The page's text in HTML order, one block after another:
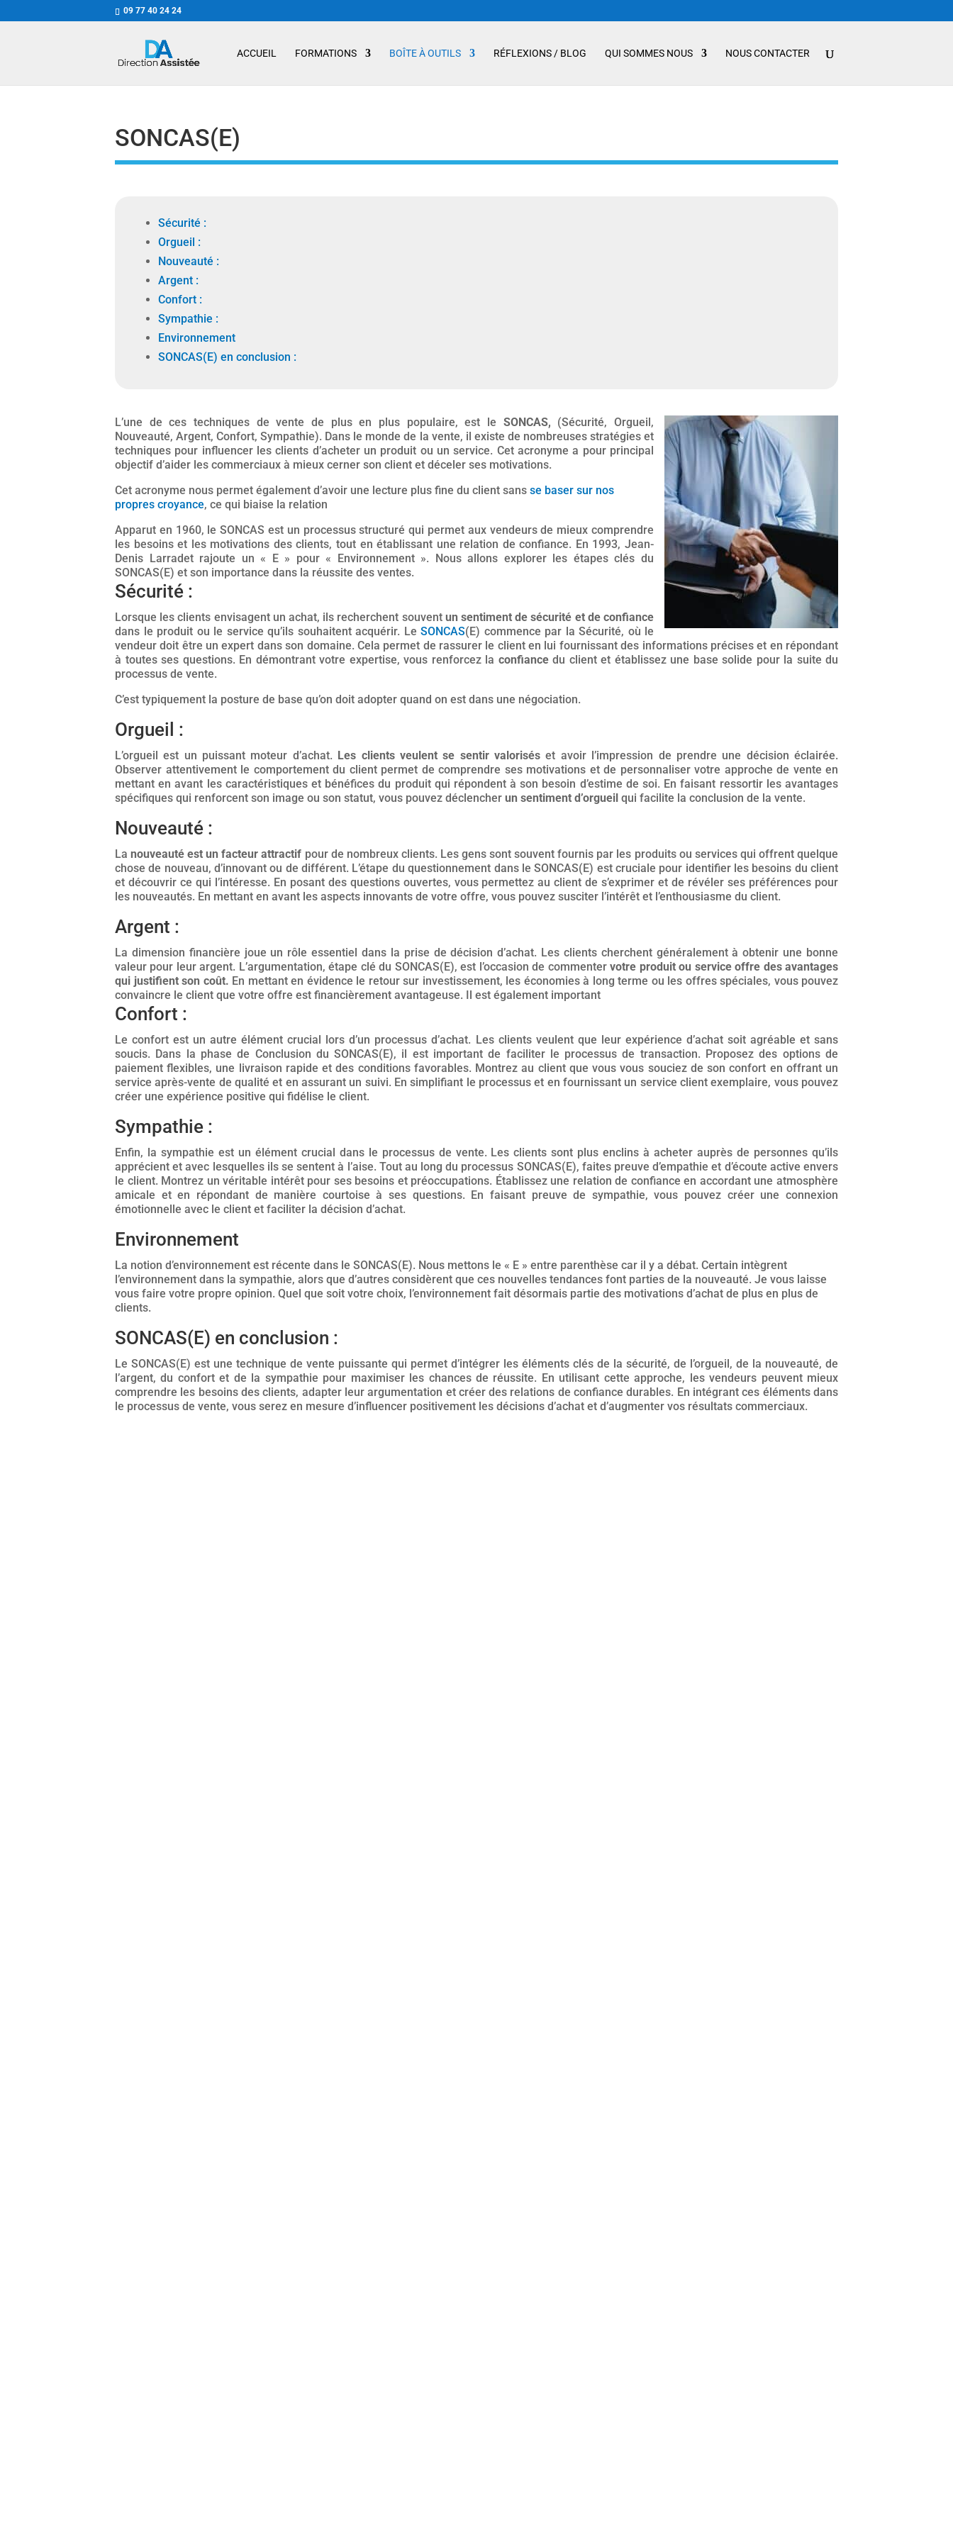
09 77 40 24 24
ACCUEIL FORMATIONS BOÎTE À OUTILS RÉFLEXIONS / BLOG QUI SOMMES NOUS NOUS CONTACTER
SONCAS(E)
Sécurité :
Orgueil :
Nouveauté :
Argent :
Confort :
Sympathie :
Environnement
SONCAS(E) en conclusion :
L’une de ces techniques de vente de plus en plus populaire, est le SONCAS, (Sécurité, Orgueil,
Nouveauté, Argent, Confort, Sympathie). Dans le monde de la vente, il existe de nombreuses stratégies et
techniques pour influencer les clients d’acheter un produit ou un service. Cet acronyme a pour principal
objectif d’aider les commerciaux à mieux cerner son client et déceler ses motivations.
Cet acronyme nous permet également d’avoir une lecture plus fine du client sans se baser sur nos
propres croyance, ce qui biaise la relation
Apparut en 1960, le SONCAS est un processus structuré qui permet aux vendeurs de mieux comprendre
les besoins et les motivations des clients, tout en établissant une relation de confiance. En 1993, Jean-
Denis Larradet rajoute un « E » pour « Environnement ». Nous allons explorer les étapes clés du
SONCAS(E) et son importance dans la réussite des ventes.
Sécurité :
Lorsque les clients envisagent un achat, ils recherchent souvent un sentiment de sécurité et de confiance
dans le produit ou le service qu’ils souhaitent acquérir. Le SONCAS(E) commence par la Sécurité, où le
vendeur doit être un expert dans son domaine. Cela permet de rassurer le client en lui fournissant des informations précises et en répondant
à toutes ses questions. En démontrant votre expertise, vous renforcez la confiancedu client et établissez une base solide pour la suite du
processus de vente.
C’est typiquement la posture de base qu’on doit adopter quand on est dans une négociation.
Orgueil :
L’orgueil est un puissant moteur d’achat. Les clients veulent se sentir valorisés et avoir l’impression de prendre une décision éclairée.
Observer attentivement le comportement du client permet de comprendre ses motivations et de personnaliser votre approche de vente en
mettant en avant les caractéristiques et bénéfices du produit qui répondent à son besoin d’estime de soi. En faisant ressortir les avantages
spécifiques qui renforcent son image ou son statut, vous pouvez déclencher un sentiment d’orgueil qui facilite la conclusion de la vente.
Nouveauté :
Lanouveauté est un facteur attractif pour de nombreux clients. Les gens sont souvent fournis par les produits ou services qui offrent quelque
chose de nouveau, d’innovant ou de différent. L’étape du questionnement dans le SONCAS(E) est cruciale pour identifier les besoins du client
et découvrir ce qui l’intéresse. En posant des questions ouvertes, vous permettez au client de s’exprimer et de révéler ses préférences pour
les nouveautés. En mettant en avant les aspects innovants de votre offre, vous pouvez susciter l’intérêt et l’enthousiasme du client.
Argent :
La dimension financière joue un rôle essentiel dans la prise de décision d’achat. Les clients cherchent généralement à obtenir une bonne
valeur pour leur argent. L’argumentation, étape clé du SONCAS(E), est l’occasion de commentervotre produit ou service offre des avantages
qui justifient son coût. En mettant en évidence le retour sur investissement, les économies à long terme ou les offres spéciales, vous pouvez
convaincre le client que votre offre est financièrement avantageuse. Il est également important
Confort :
Le confort est un autre élément crucial lors d’un processus d’achat. Les clients veulent que leur expérience d’achat soit agréable et sans
soucis. Dans la phase de Conclusion du SONCAS(E), il est important de faciliter le processus de transaction. Proposez des options de
paiement flexibles, une livraison rapide et des conditions favorables. Montrez au client que vous vous souciez de son confort en offrant un
service après-vente de qualité et en assurant un suivi. En simplifiant le processus et en fournissant un service client exemplaire, vous pouvez
créer une expérience positive qui fidélise le client.
Sympathie :
Enfin, la sympathie est un élément crucial dans le processus de vente. Les clients sont plus enclins à acheter auprès de personnes qu’ils
apprécient et avec lesquelles ils se sentent à l’aise. Tout au long du processus SONCAS(E), faites preuve d’empathie et d’écoute active envers
le client. Montrez un véritable intérêt pour ses besoins et préoccupations. Établissez une relation de confiance en accordant une atmosphère
amicale et en répondant de manière courtoise à ses questions. En faisant preuve de sympathie, vous pouvez créer une connexion
émotionnelle avec le client et faciliter la décision d’achat.
Environnement
La notion d’environnement est récente dans le SONCAS(E). Nous mettons le « E » entre parenthèse car il y a débat. Certain intègrent
l’environnement dans la sympathie, alors que d’autres considèrent que ces nouvelles tendances font parties de la nouveauté. Je vous laisse
vous faire votre propre opinion. Quel que soit votre choix, l’environnement fait désormais partie des motivations d’achat de plus en plus de
clients.
SONCAS(E) en conclusion :
Le SONCAS(E) est une technique de vente puissante qui permet d’intégrer les éléments clés de la sécurité, de l’orgueil, de la nouveauté, de
l’argent, du confort et de la sympathie pour maximiser les chances de réussite. En utilisant cette approche, les vendeurs peuvent mieux
comprendre les besoins des clients, adapter leur argumentation et créer des relations de confiance durables. En intégrant ces éléments dans
le processus de vente, vous serez en mesure d’influencer positivement les décisions d’achat et d’augmenter vos résultats commerciaux.